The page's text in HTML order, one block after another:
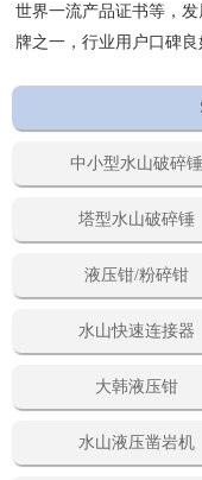
世界一流产品证书等，
牌之一，行业用户口碑
中小型水山破碎锤
塔型水山破碎锤
液压钳/粉碎钳
水山快速连接器
大韩液压钳
水山液压凿岩机